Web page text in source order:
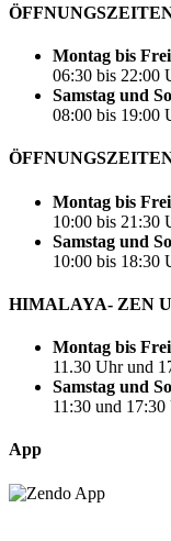
Montag bis
06:30 bis 22:00
Samstag und
08:00 bis 19:00
Montag bis
10:00 bis 21:30
Samstag und
10:00 bis 18:30
HIMALAYA- ZEN
Montag bis
11.30 Uhr und
Samstag und
11:30 und
App